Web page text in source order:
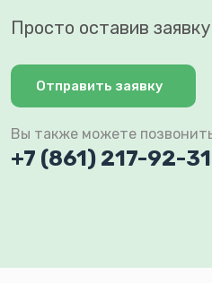
Просто оставив
Отправить заявку
Вы также можете
+7 (861) 217-92-31